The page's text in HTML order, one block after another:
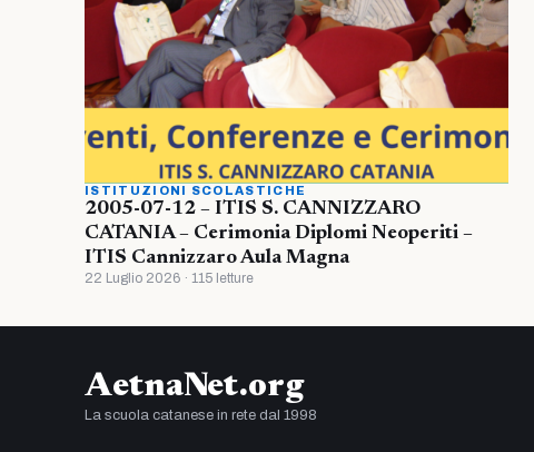
ISTITUZIONI SCOLASTICHE
2005-07-12 – ITIS S. CANNIZZARO
CATANIA – Cerimonia Diplomi Neoperiti –
ITIS Cannizzaro Aula Magna
22 Luglio 2026 · 115 letture
AetnaNet.org
La scuola catanese in rete dal 1998